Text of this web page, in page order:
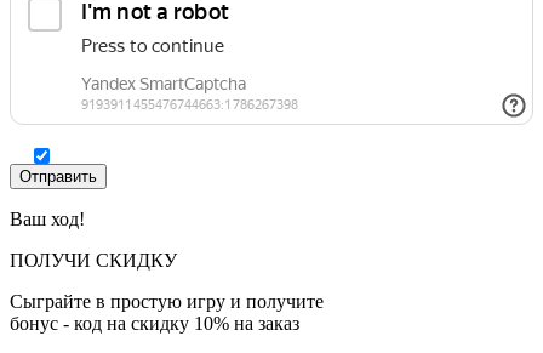
Ваш ход!
ПОЛУЧИ СКИДКУ
Сыграйте в простую игру и получите
бонус - код на скидку 10% на заказ